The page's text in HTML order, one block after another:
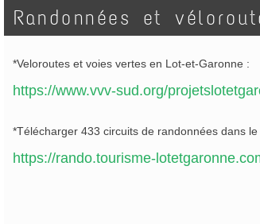
Randonnées et
*Veloroutes et voies vertes en Lot-et-Garonne :
https://www.vvv-sud.org/
*Télécharger 433 circuits de randonnées dans
https://rando.tourisme-